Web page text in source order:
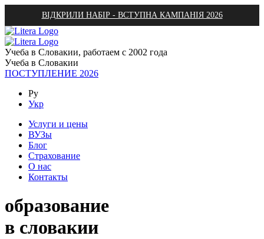
ВІДКРИЛИ НАБІР - ВСТУПНА КАМПАНІЯ 2026
Учеба в Словакии, работаем с 2002 года
Учеба в Словакии
ПОСТУПЛЕНИЕ 2026
Ру
Укр
Услуги и цены
ВУЗы
Блог
Страхование
О нас
Контакты
образование
в словакии